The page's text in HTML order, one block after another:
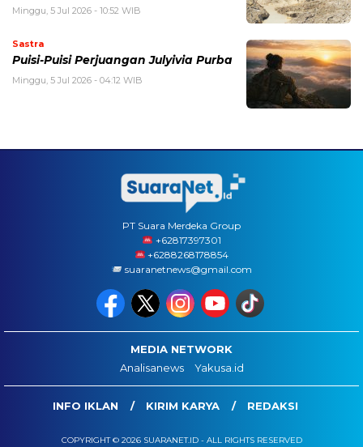
Minggu, 5 Jul 2026 - 10:52 WIB
Sastra
Puisi-Puisi Perjuangan Julyivia Purba
Minggu, 5 Jul 2026 - 04:12 WIB
PT Suara Merdeka Group
‪+62817397301
+6288268178854
suaranetnews@gmail.com
MEDIA NETWORK
Analisanews
Yakusa.id
INFO IKLAN KIRIM KARYA REDAKSI
COPYRIGHT © 2026 SUARANET.ID - ALL RIGHTS RESERVED